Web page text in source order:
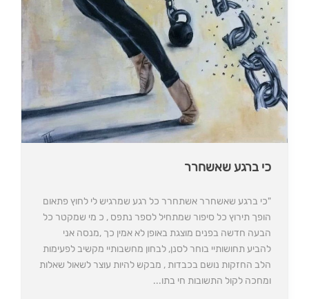
כי ברגע שאשחרר
"כי ברגע שאשחרר אשתחרר כל רגע שמרגיש לי לחוץ פתאום
הופך תירוץ כל סיפור שמתחיל לספר נתפס , כ מי שמקטר כל
הבעה חדשה בפנים מוצגת באופן לא אמין כך ,מנסה אני
להביע תחושותיי בוחר לסנן, לבחון מחשבותיי מקשיב לפעימות
הלב החזקות נושם בכבדות , מבקש להיות עוצר לשאול שאלות
ומחכה לקול התשובות חי בתו...